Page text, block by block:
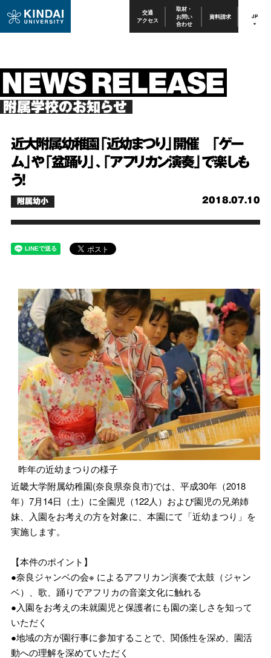
交通
アクセス
取材・
お問い
合わせ
資料請求 JP
附属学校のお知らせ
近大附属幼稚園「近幼まつり」開催 「ゲー
ム」や「盆踊り」、「アフリカン演奏」で楽しも
う！
2018.07.10
附属幼小
昨年の近幼まつりの様子
近畿大学附属幼稚園(奈良県奈良市)では、平成30年（2018
年）7月14日（土）に全園児（122人）および園児の兄弟姉
妹、入園をお考えの方を対象に、本園にて「近幼まつり」を
実施します。
【本件のポイント】
●奈良ジャンベの会※ によるアフリカン演奏で太鼓（ジャン
ベ）、歌、踊りでアフリカの音楽文化に触れる
●入園をお考えの未就園児と保護者にも園の楽しさを知って
いただく
●地域の方が園行事に参加することで、関係性を深め、園活
動への理解を深めていただく